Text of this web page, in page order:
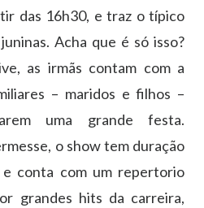
das 16h30, e traz o típico
Acha que é só isso?
as irmãs contam com a
– maridos e filhos –
uma grande festa.
o show tem duração
e conta com um repertorio
grandes hits da carreira,